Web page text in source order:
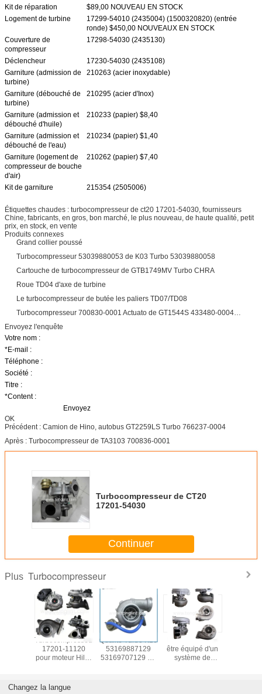
Kit de réparation
$89,00 NOUVEAU EN STOCK
Logement de turbine
17299-54010 (2435004) (1500320820) (entrée
ronde) $450,00 NOUVEAUX EN STOCK
Couverture de
compresseur
17298-54030 (2435130)
Déclencheur
17230-54030 (2435108)
Garniture (admission de
turbine)
210263 (acier inoxydable)
Garniture (débouché de
turbine)
210295 (acier d'Inox)
Garniture (admission et
débouché d'huile)
210233 (papier) $8,40
Garniture (admission et
débouché de l'eau)
210234 (papier) $1,40
Garniture (logement de
compresseur de bouche
d'air)
210262 (papier) $7,40
Kit de garniture 215354 (2505006)
Étiquettes chaudes : turbocompresseur de ct20 17201-54030, fournisseurs
Chine, fabricants, en gros, bon marché, le plus nouveau, de haute qualité, petit
prix, en stock, en vente
Produits connexes
Grand collier poussé
Turbocompresseur 53039880053 de K03 Turbo 53039880058
Cartouche de turbocompresseur de GTB1749MV Turbo CHRA
Roue TD04 d'axe de turbine
Le turbocompresseur de butée les paliers TD07/TD08
Turbocompresseur 700830-0001 Actuato de GT1544S 433480-0004…
Envoyez l'enquête
Votre nom :
*E-mail :
Téléphone :
Société :
Titre :
*Content:
Envoyez
OK
Précédent : Camion de Hino, autobus GT2259LS Turbo 766237-0004
Après : Turbocompresseur de TA3103 700836-0001
Turbocompresseur de CT20
17201-54030
Continuer
Plus Turbocompresseur
Turbocompresseur
17201-11120
pour moteur Hilux
Qualité Turbo K16
53169887129
53169707129 de
Le véhicule doit
être équipé d'un
système de
Changez la langue